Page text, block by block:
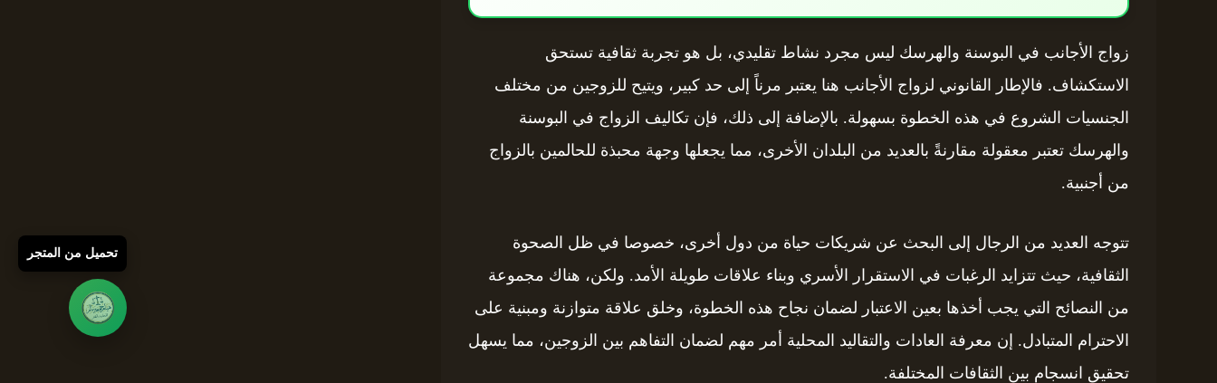
زواج الأجانب في البوسنة والهرسك ليس مجرد نشاط تقليدي، بل هو تجربة ثقافية تستحق
الاستكشاف. فالإطار القانوني لزواج الأجانب هنا يعتبر مرناً إلى حد كبير، ويتيح للزوجين من مختلف
الجنسيات الشروع في هذه الخطوة بسهولة. بالإضافة إلى ذلك، فإن تكاليف الزواج في البوسنة
والهرسك تعتبر معقولة مقارنةً بالعديد من البلدان الأخرى، مما يجعلها وجهة محبذة للحالمين بالزواج
من أجنبية.
تتوجه العديد من الرجال إلى البحث عن شريكات حياة من دول أخرى، خصوصا في ظل الصحوة
الثقافية، حيث تتزايد الرغبات في الاستقرار الأسري وبناء علاقات طويلة الأمد. ولكن، هناك مجموعة
من النصائح التي يجب أخذها بعين الاعتبار لضمان نجاح هذه الخطوة، وخلق علاقة متوازنة ومبنية على
الاحترام المتبادل. إن معرفة العادات والتقاليد المحلية أمر مهم لضمان التفاهم بين الزوجين، مما يسهل
تحقيق انسجام بين الثقافات المختلفة.
تحميل من المتجر